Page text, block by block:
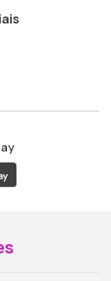
ao